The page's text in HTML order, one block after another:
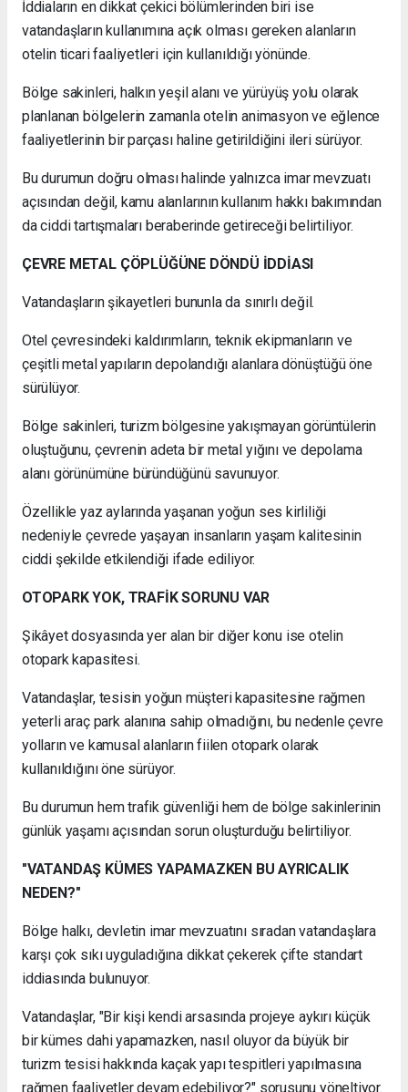
İddiaların en dikkat çekici bölümlerinden biri ise
vatandaşların kullanımına açık olması gereken alanların
otelin ticari faaliyetleri için kullanıldığı yönünde.
Bölge sakinleri, halkın yeşil alanı ve yürüyüş yolu olarak
planlanan bölgelerin zamanla otelin animasyon ve eğlence
faaliyetlerinin bir parçası haline getirildiğini ileri sürüyor.
Bu durumun doğru olması halinde yalnızca imar mevzuatı
açısından değil, kamu alanlarının kullanım hakkı bakımından
da ciddi tartışmaları beraberinde getireceği belirtiliyor.
ÇEVRE METAL ÇÖPLÜĞÜNE DÖNDÜ İDDİASI
Vatandaşların şikayetleri bununla da sınırlı değil.
Otel çevresindeki kaldırımların, teknik ekipmanların ve
çeşitli metal yapıların depolandığı alanlara dönüştüğü öne
sürülüyor.
Bölge sakinleri, turizm bölgesine yakışmayan görüntülerin
oluştuğunu, çevrenin adeta bir metal yığını ve depolama
alanı görünümüne büründüğünü savunuyor.
Özellikle yaz aylarında yaşanan yoğun ses kirliliği
nedeniyle çevrede yaşayan insanların yaşam kalitesinin
ciddi şekilde etkilendiği ifade ediliyor.
OTOPARK YOK, TRAFİK SORUNU VAR
Şikâyet dosyasında yer alan bir diğer konu ise otelin
otopark kapasitesi.
Vatandaşlar, tesisin yoğun müşteri kapasitesine rağmen
yeterli araç park alanına sahip olmadığını, bu nedenle çevre
yolların ve kamusal alanların fiilen otopark olarak
kullanıldığını öne sürüyor.
Bu durumun hem trafik güvenliği hem de bölge sakinlerinin
günlük yaşamı açısından sorun oluşturduğu belirtiliyor.
"VATANDAŞ KÜMES YAPAMAZKEN BU AYRICALIK
NEDEN?"
Bölge halkı, devletin imar mevzuatını sıradan vatandaşlara
karşı çok sıkı uyguladığına dikkat çekerek çifte standart
iddiasında bulunuyor.
Vatandaşlar, "Bir kişi kendi arsasında projeye aykırı küçük
bir kümes dahi yapamazken, nasıl oluyor da büyük bir
turizm tesisi hakkında kaçak yapı tespitleri yapılmasına
rağmen faaliyetler devam edebiliyor?" sorusunu yöneltiyor.